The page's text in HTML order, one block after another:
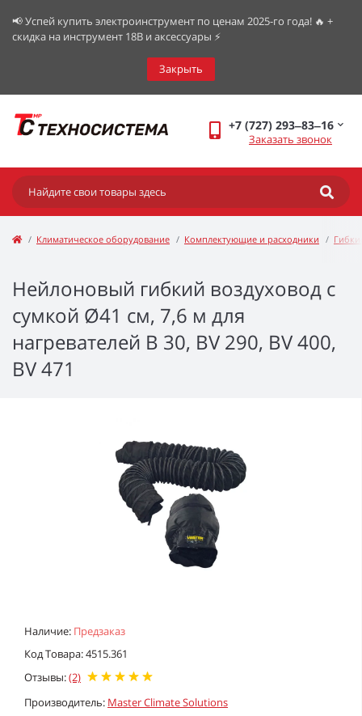
📢 Успей купить электроинструмент по ценам 2025-го года! 🔥 +
скидка на инструмент 18В и аксессуары ⚡️
Закрыть
+7 (727) 293‒83‒16
Заказать звонок
Климатическое оборудование Комплектующие и расходники
Нейлоновый гибкий воздуховод с
сумкой Ø41 см, 7,6 м для
нагревателей B 30, BV 290, BV 400,
BV 471
Наличие: Предзаказ
Код Товара: 4515.361
Отзывы:(2)
Производитель: Master Climate Solutions